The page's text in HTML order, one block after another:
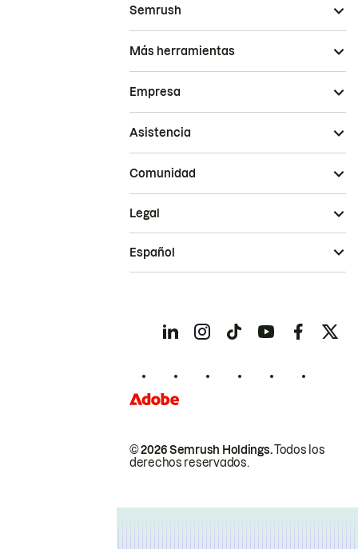
Semrush
Más herramientas
Empresa
Asistencia
Comunidad
© 2026 Semrush Holdings.Todos los
derechos reservados.
Legal
Español